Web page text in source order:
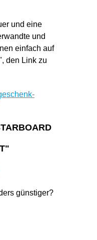
und eine
und
einfach auf
den Link zu
günstiger?